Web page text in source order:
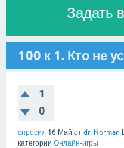
Задать
100 к 1. Кто не
1
0
спросил 16 Май от dr. Norman
категории Онлайн-игры